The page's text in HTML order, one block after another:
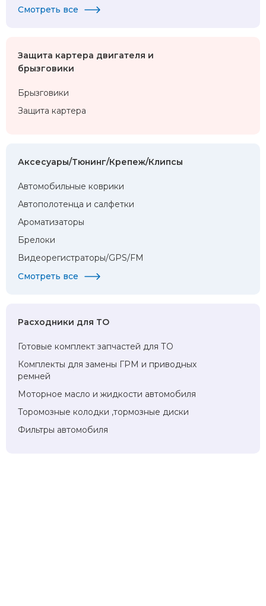
Смотреть все
Защита картера двигателя и
брызговики
Брызговики
Защита картера
Аксесуары/Тюнинг/Крепеж/Клипсы
Автомобильные коврики
Автополотенца и салфетки
Ароматизаторы
Брелоки
Видеорегистраторы/GPS/FM
Смотреть все
Расходники для ТО
Готовые комплект запчастей для ТО
Комплекты для замены ГРМ и приводных
ремней
Моторное масло и жидкости автомобиля
Торомозные колодки ,тормозные диски
Фильтры автомобиля